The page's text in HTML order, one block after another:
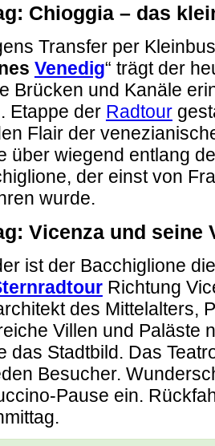
Chioggia – das
Transfer per
Venedig“ trägt der
Brücken und Kanäle
Etappe der Radtour
Flair der
über wiegend entlang
der einst von
wurde.
Vicenza und seine
ist der Bacchiglione
Richtung
des Mittelalters,
Villen und Paläste
das Stadtbild. Das
Besucher.
Pause ein.